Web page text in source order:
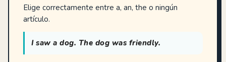
Elige correctamente entre a, an, the o ningún
artículo.
I saw a dog. The dog was friendly.